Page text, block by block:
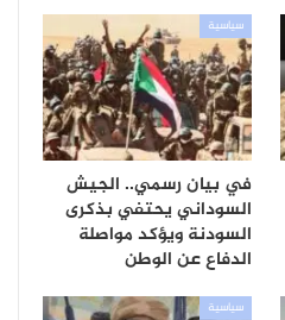
سياسية
في بيان رسمي.. الجيش
السوداني يحتفي بذكرى
السودنة ويؤكد مواصلة
الدفاع عن الوطن
سياسية